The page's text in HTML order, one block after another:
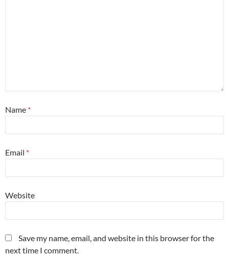
Name *
Email *
Website
Save my name, email, and website in this browser for the
next time I comment.